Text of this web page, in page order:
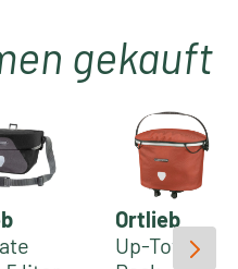
gekauft
Ortlieb
Up-Town